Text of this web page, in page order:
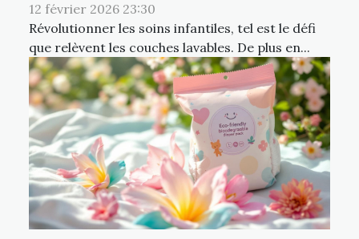
12 février 2026 23:30
Révolutionner les soins infantiles, tel est le défi
que relèvent les couches lavables. De plus en...